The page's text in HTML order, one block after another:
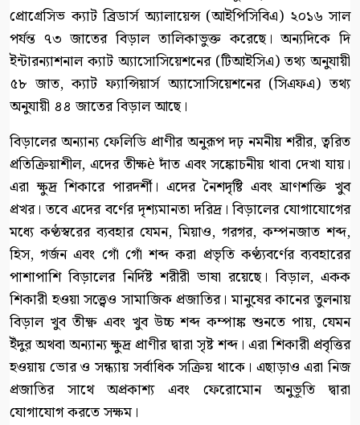
প্রোগ্রেসিভ ক্যাট ব্রিডার্স অ্যালায়েন্স (আইপিসিবিএ) ২০১৬ সাল
পর্যন্ত ৭৩ জাতের বিড়াল তালিকাভুক্ত করেছে। অন্যদিকে দি
ইন্টারন্যাশনাল ক্যাট অ্যাসোসিয়েশনের (টিআইসিএ) তথ্য অনুযায়ী
৫৮ জাত, ক্যাট ফ্যান্সিয়ার্স অ্যাসোসিয়েশনের (সিএফএ) তথ্য
অনুযায়ী ৪৪ জাতের বিড়াল আছে।
বিড়ালের অন্যান্য ফেলিডি প্রাণীর অনুরূপ দঢ় নমনীয় শরীর, ত্বরিত
প্রতিক্রিয়াশীল, এদের তীক্ষè দাঁত এবং সঙ্কোচনীয় থাবা দেখা যায়।
এরা ক্ষুদ্র শিকারে পারদর্শী। এদের নৈশদৃষ্টি এবং ঘ্রাণশক্তি খুব
প্রখর। তবে এদের বর্ণের দৃশ্যমানতা দরিদ্র। বিড়ালের যোগাযোগের
মধ্যে কণ্ঠস্বরের ব্যবহার যেমন, মিয়াও, গরগর, কম্পনজাত শব্দ,
হিস, গর্জন এবং গোঁ গোঁ শব্দ করা প্রভৃতি কণ্ঠ্যবর্ণের ব্যবহারের
পাশাপাশি বিড়ালের নির্দিষ্ট শরীরী ভাষা রয়েছে। বিড়াল, একক
শিকারী হওয়া সত্ত্বেও সামাজিক প্রজাতির। মানুষের কানের তুলনায়
বিড়াল খুব তীক্ষ্ণ এবং খুব উচ্চ শব্দ কম্পাঙ্ক শুনতে পায়, যেমন
ইঁদুর অথবা অন্যান্য ক্ষুদ্র প্রাণীর দ্বারা সৃষ্ট শব্দ। এরা শিকারী প্রবৃত্তির
হওয়ায় ভোর ও সন্ধ্যায় সর্বাধিক সক্রিয় থাকে। এছাড়াও এরা নিজ
প্রজাতির সাথে অপ্রকাশ্য এবং ফেরোমোন অনুভূতি দ্বারা
যোগাযোগ করতে সক্ষম।